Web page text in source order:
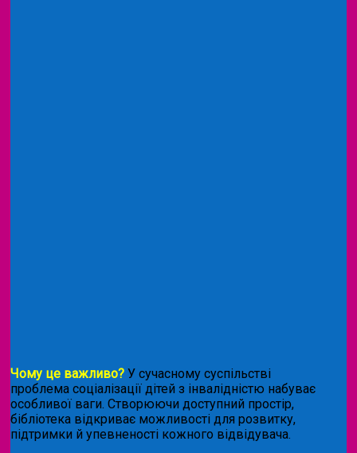
Чому це важливо? У сучасному суспільстві
проблема соціалізації дітей з інвалідністю набуває
особливої ваги. Створюючи доступний простір,
бібліотека відкриває можливості для розвитку,
підтримки й упевненості кожного відвідувача.